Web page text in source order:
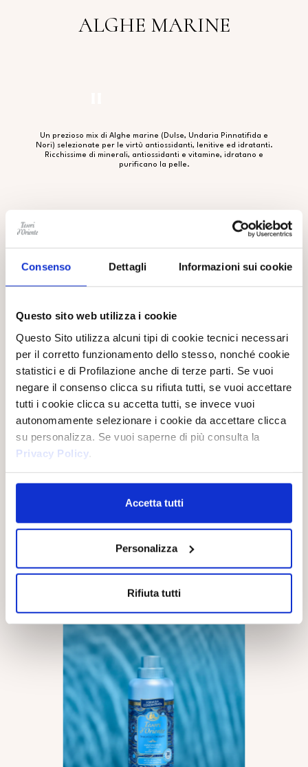
Consenso Dettagli Informazioni sui cookie
Questo sito web utilizza i cookie
Questo Sito utilizza alcuni tipi di cookie tecnici necessari
per il corretto funzionamento dello stesso, nonché cookie
statistici e di Profilazione anche di terze parti. Se vuoi
negare il consenso clicca su rifiuta tutti, se vuoi accettare
tutti i cookie clicca su accetta tutti, se invece vuoi
autonomamente selezionare i cookie da accettare clicca
su personalizza. Se vuoi saperne di più consulta la
Privacy Policy
Accetta tutti
Personalizza
Rifiuta tutti
ALGHE MARINE
Un prezioso mix di Alghe marine (Dulse, Undaria Pinnatifida e
Nori) selezionate per le virtù antiossidanti, lenitive ed idratanti.
Ricchissime di minerali, antiossidanti e vitamine, idratano e
purificano la pelle.
LISTA INGREDIENTI SCHEDA DI SICUREZZA